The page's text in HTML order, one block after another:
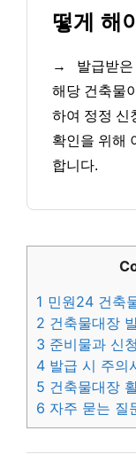
떻게 해
→
발급받
해당 건축물
하여 정정 신
확인을 위해
합니다.
1 민원24 건축
2 건축물대장
3 준비물과 신
4 발급 시 주의
5 건축물대장
6 자주 묻는 질